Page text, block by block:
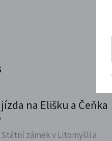
na Elišku a Čeňka
zámek v Litomyšli a